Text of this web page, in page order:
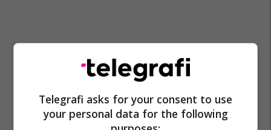
Telegrafi asks for your consent to use
your personal data for the following